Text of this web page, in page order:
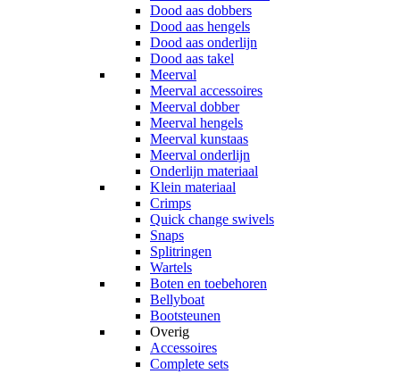
Dood aas dobbers
Dood aas hengels
Dood aas onderlijn
Dood aas takel
Meerval
Meerval accessoires
Meerval dobber
Meerval hengels
Meerval kunstaas
Meerval onderlijn
Onderlijn materiaal
Klein materiaal
Crimps
Quick change swivels
Snaps
Splitringen
Wartels
Boten en toebehoren
Bellyboat
Bootsteunen
Overig
Accessoires
Complete sets